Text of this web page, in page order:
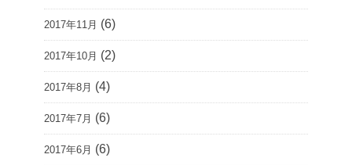
2017年11月 (6)
2017年10月 (2)
2017年8月 (4)
2017年7月 (6)
2017年6月 (6)